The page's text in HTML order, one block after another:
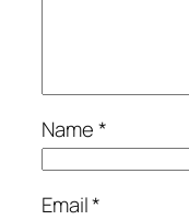
Name*
Email*